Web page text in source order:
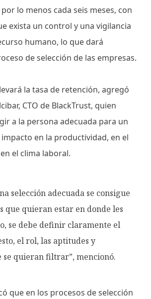
lo menos cada seis meses, con
exista un control y una vigilancia
humano, lo que dará
de selección de las empresas.
la tasa de retención, agregó
CTO de BlackTrust, quien
a la persona adecuada para un
en la productividad, en el
el clima laboral.
selección adecuada se consigue
que quieran estar en donde les
se debe definir claramente el
el rol, las aptitudes y
se quieran filtrar”, mencionó.
que en los procesos de selección